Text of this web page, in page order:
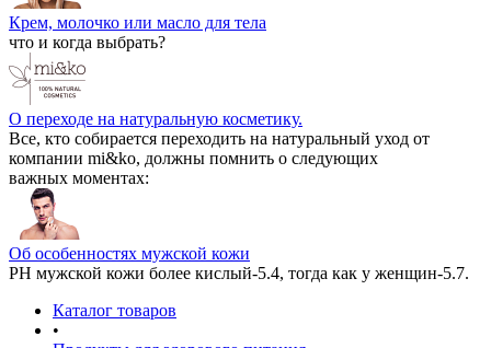
Крем, молочко или масло для тела
что и когда выбрать?
О переходе на натуральную косметику.
Все, кто собирается переходить на натуральный уход от
компании mi&ko, должны помнить о следующих
важных моментах:
Об особенностях мужской кожи
РН мужской кожи более кислый-5.4, тогда как у женщин-5.7.
Каталог товаров
•